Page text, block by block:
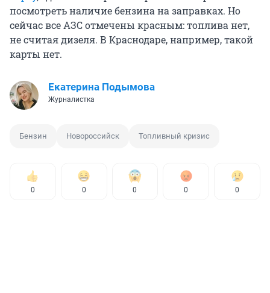
посмотреть наличие бензина на заправках. Но
сейчас все АЗС отмечены красным: топлива нет,
не считая дизеля. В Краснодаре, например, такой
карты нет.
Екатерина Подымова
Журналистка
Бензин Новороссийск Топливный кризис
0 0 0 0 0